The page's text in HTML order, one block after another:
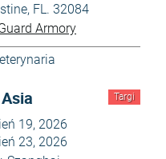
FL. 32084
Armory
Targi
19, 2026
23, 2026